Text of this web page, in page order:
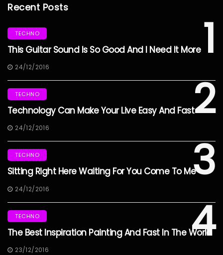
Recent Posts
1
TECHNO
This Guitar Sound Is So Good And I Need It More
24/12/2016
2
TECHNO
Technology Can Make Your Live Easy And Fast
24/12/2016
3
TECHNO
Sitting Right Here Waiting For You Come To Me
24/12/2016
4
TECHNO
The Best Inspiration Painting And Fast In The World
23/12/2016